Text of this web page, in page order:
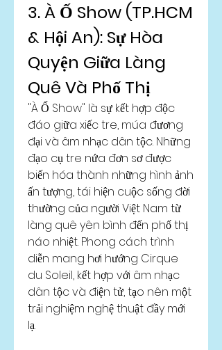
3. À Ố Show (TP.HCM
& Hội An): Sự Hòa
Quyện Giữa Làng
Quê Và Phố Thị
"À Ố Show" là sự kết hợp độc
đáo giữa xiếc tre, múa đương
đại và âm nhạc dân tộc. Những
đạo cụ tre nứa đơn sơ được
biến hóa thành những hình ảnh
ấn tượng, tái hiện cuộc sống đời
thường của người Việt Nam từ
làng quê yên bình đến phố thị
náo nhiệt. Phong cách trình
diễn mang hơi hướng Cirque
du Soleil, kết hợp với âm nhạc
dân tộc và điện tử, tạo nên một
trải nghiệm nghệ thuật đầy mới
lạ.